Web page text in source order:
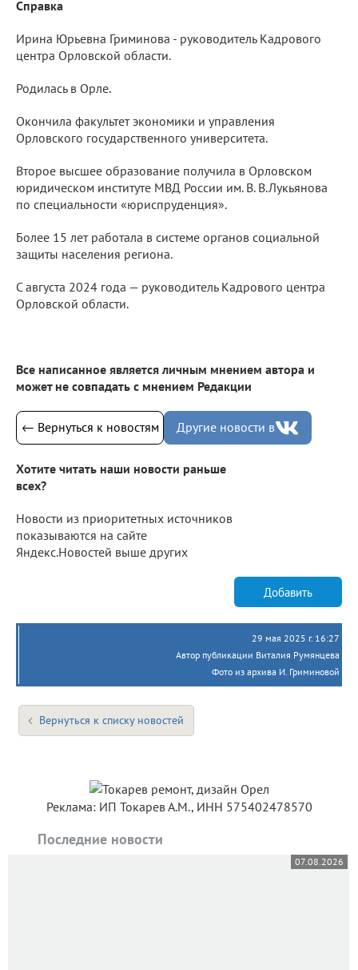
Справка
Ирина Юрьевна Гриминова - руководитель Кадрового
центра Орловской области.
Родилась в Орле.
Окончила факультет экономики и управления
Орловского государственного университета.
Второе высшее образование получила в Орловском
юридическом институте МВД России им. В. В.Лукьянова
по специальности «юриспруденция».
Более 15 лет работала в системе органов социальной
защиты населения региона.
С августа 2024 года — руководитель Кадрового центра
Орловской области.
Все написанное является личным мнением автора и
может не совпадать с мнением Редакции
← Вернуться к новостям Другие новости в
Хотите читать наши новости раньше
всех?
Новости из приоритетных источников
показываются на сайте
Яндекс.Новостей выше других
Добавить
29 мая 2025 г. 16:27
Автор публикации Виталия Румянцева
Фото из архива И. Гриминовой
Вернуться к списку новостей
Реклама: ИП Токарев А.М., ИНН 575402478570
Последние новости
07.08.2026